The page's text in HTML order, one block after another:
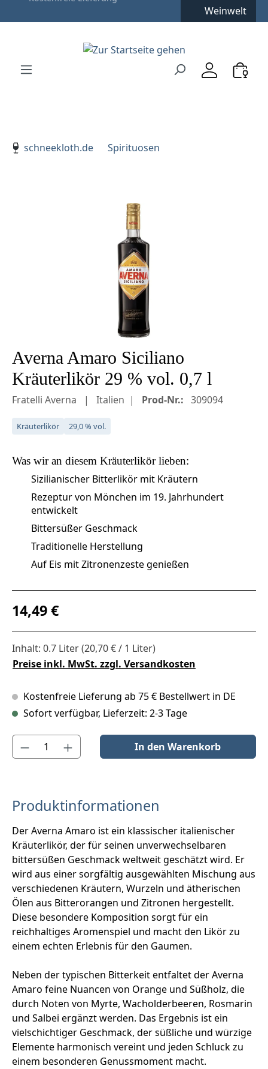
Zur Hauptnavigation springen
Weinwelt
schneekloth.de
Spirituosen
Bildergalerie überspringen
Averna Amaro Siciliano
Kräuterlikör 29 % vol. 0,7 l
Fratelli Averna Italien Prod-Nr.: 309094
Kräuterlikör 29,0 % vol.
Was wir an diesem Kräuterlikörlieben:
Sizilianischer Bitterlikör mit Kräutern
Rezeptur von Mönchen im 19. Jahrhundert
entwickelt
Bittersüßer Geschmack
Traditionelle Herstellung
Auf Eis mit Zitronenzeste genießen
Regulärer Preis:
14,49 €
Inhalt: 0.7 Liter(20,70 € / 1 Liter)
Preise inkl. MwSt. zzgl. Versandkosten
Kostenfreie Lieferung ab 75 € Bestellwert in DE
Sofort verfügbar, Lieferzeit: 2-3 Tage
Produkt Anzahl: Gib den gewünschten Wert ein oder benutze
In den Warenkorb
Produktinformationen
Der Averna Amaro ist ein klassischer italienischer
Kräuterlikör, der für seinen unverwechselbaren
bittersüßen Geschmack weltweit geschätzt wird. Er
wird aus einer sorgfältig ausgewählten Mischung aus
verschiedenen Kräutern, Wurzeln und ätherischen
Ölen aus Bitterorangen und Zitronen hergestellt.
Diese besondere Komposition sorgt für ein
reichhaltiges Aromenspiel und macht den Likör zu
einem echten Erlebnis für den Gaumen.
Neben der typischen Bitterkeit entfaltet der Averna
Amaro feine Nuancen von Orange und Süßholz, die
durch Noten von Myrte, Wacholderbeeren, Rosmarin
und Salbei ergänzt werden. Das Ergebnis ist ein
vielschichtiger Geschmack, der süßliche und würzige
Elemente harmonisch vereint und jeden Schluck zu
einem besonderen Genussmoment macht.